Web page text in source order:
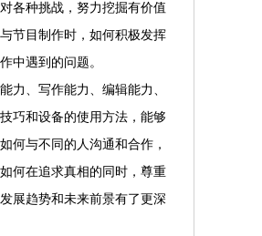
各种挑战，努力挖掘有价值
节目制作时，如何积极发挥
中遇到的问题。
力、写作能力、编辑能力、
巧和设备的使用方法，能够
何与不同的人沟通和合作，
何在追求真相的同时，尊重
展趋势和未来前景有了更深